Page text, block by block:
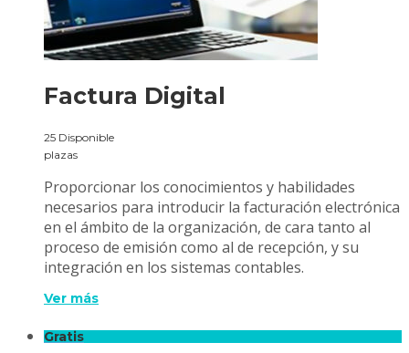
Factura Digital
25 Disponible
plazas
Proporcionar los conocimientos y habilidades
necesarios para introducir la facturación electrónica
en el ámbito de la organización, de cara tanto al
proceso de emisión como al de recepción, y su
integración en los sistemas contables.
Ver más
Gratis